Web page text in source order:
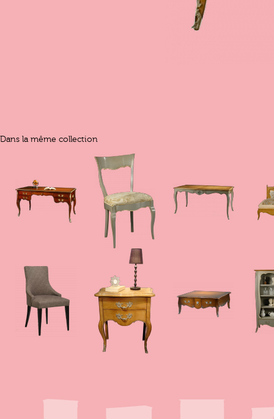
Dans la même collection